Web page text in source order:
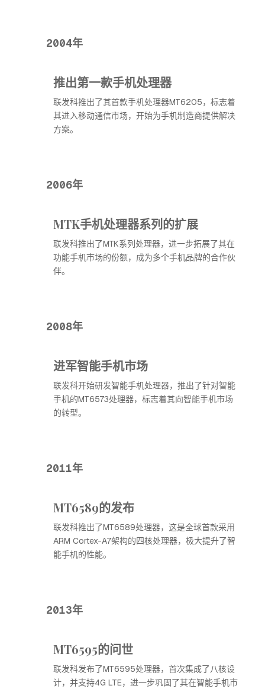
2004年
推出第一款手机处理器
联发科推出了其首款手机处理器MT6205，标志着
其进入移动通信市场，开始为手机制造商提供解决
方案。
2006年
MTK手机处理器系列的扩展
联发科推出了MTK系列处理器，进一步拓展了其在
功能手机市场的份额，成为多个手机品牌的合作伙
伴。
2008年
进军智能手机市场
联发科开始研发智能手机处理器，推出了针对智能
手机的MT6573处理器，标志着其向智能手机市场
的转型。
2011年
MT6589的发布
联发科推出了MT6589处理器，这是全球首款采用
ARM Cortex-A7架构的四核处理器，极大提升了智
能手机的性能。
2013年
MT6595的问世
联发科发布了MT6595处理器，首次集成了八核设
计，并支持4G LTE，进一步巩固了其在智能手机市